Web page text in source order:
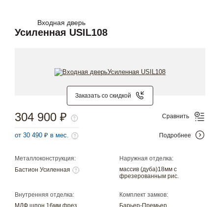
Входная дверь
Усиленная USIL108
Заказать со скидкой
Металлоконструкция:
Бастион Усиленная
Наружная отделка:
массив (дуба)18мм с
фрезерованным рис.
Внутренняя отделка:
МДФ шпон 16мм фрез.
Комплект замков:
Барьер-Премьер
304 900 ₽
от 30 490 ₽ в мес.
Сравнить
Подробнее